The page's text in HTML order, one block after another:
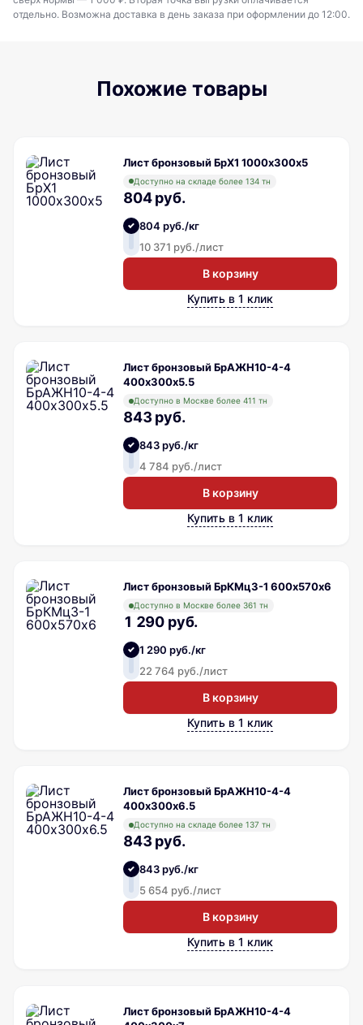
отдельно. Возможна доставка в день заказа при оформлении до 12:00.
Похожие товары
Лист бронзовый БрХ1 1000х300х5
Доступно на складе более 134 тн
804 руб.
804 руб./кг
10 371 руб./лист
В корзину
Купить в 1 клик
Лист бронзовый БрАЖН10-4-4
400х300х5.5
Доступно в Москве более 411 тн
843 руб.
843 руб./кг
4 784 руб./лист
В корзину
Купить в 1 клик
Лист бронзовый БрКМц3-1 600х570х6
Доступно в Москве более 361 тн
1 290 руб.
1 290 руб./кг
22 764 руб./лист
В корзину
Купить в 1 клик
Лист бронзовый БрАЖН10-4-4
400х300х6.5
Доступно на складе более 137 тн
843 руб.
843 руб./кг
5 654 руб./лист
В корзину
Купить в 1 клик
Лист бронзовый БрАЖН10-4-4